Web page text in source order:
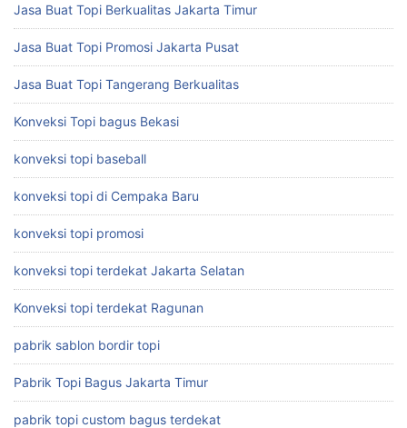
Jasa Buat Topi Berkualitas Jakarta Timur
Jasa Buat Topi Promosi Jakarta Pusat
Jasa Buat Topi Tangerang Berkualitas
Konveksi Topi bagus Bekasi
konveksi topi baseball
konveksi topi di Cempaka Baru
konveksi topi promosi
konveksi topi terdekat Jakarta Selatan
Konveksi topi terdekat Ragunan
pabrik sablon bordir topi
Pabrik Topi Bagus Jakarta Timur
pabrik topi custom bagus terdekat